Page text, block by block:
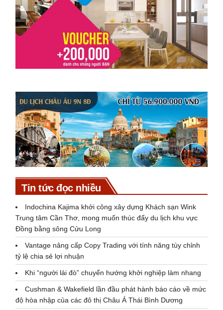
Tin tức đọc nhiều
Indochina Kajima khởi công xây dựng Khách sạn Wink
Trung tâm Cần Thơ, mong muốn thúc đẩy du lịch khu vực
Đồng bằng sông Cửu Long
Vantage nâng cấp Copy Trading với tính năng tùy chỉnh
tỷ lệ chia sẻ lợi nhuận
Khi “người lái đò” chuyển hướng khởi nghiệp làm nhang
Cushman & Wakefield lần đầu phát hành báo cáo về mức
độ hòa nhập của các đô thị Châu Á Thái Bình Dương